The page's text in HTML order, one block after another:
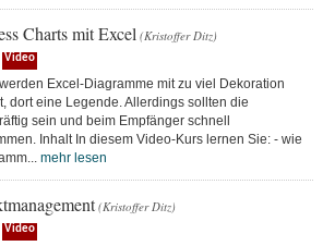
Charts mit Excel (Kristoffer Ditz)
Video
Excel-Diagramme mit zu viel Dekoration
dort eine Legende. Allerdings sollten die
sein und beim Empfänger schnell
Inhalt In diesem Video-Kurs lernen Sie: - wie
mehr lesen
(Kristoffer Ditz)
Video